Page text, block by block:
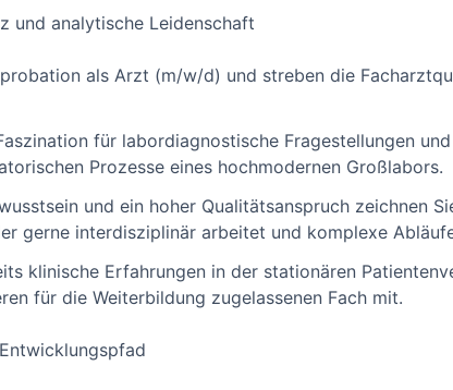
und analytische Leidenschaft
als Arzt (m/w/d) und streben die
für labordiagnostische Fragestellungen
Prozesse eines hochmodernen Großlabors.
und ein hoher Qualitätsanspruch zeichnen
gerne interdisziplinär arbeitet und komplexe
klinische Erfahrungen in der stationären
für die Weiterbildung zugelassenen Fach mit.